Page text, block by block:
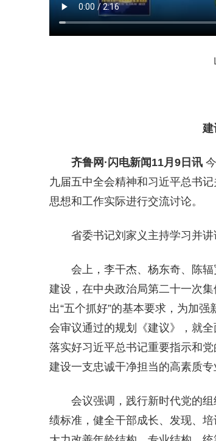
建
齐鲁网 ·闪电新闻11月9日讯今
九届五中全会精神和习近平总书
思想和工作实际进行交流讨论。
省委书记刘家义主持学习并
会上，李干杰、杨东奇、陈
建设，在中央政治局第二十一次
出“五个抓好”的基本要求，为加
会审议通过的规划《建议》，就
落实好习近平总书记重要指示和
建设一支忠诚干净担当的高素质专
会议强调，践行新时代党的
绩标准，健全干部成长、发现、 培